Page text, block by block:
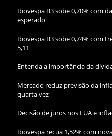
Ibovespa B3 sobe 0,70% com
esperado
Ibovespa B3 sobe 0,74% com
5,11
Entenda a importância da
Mercado reduz previsão da
quarta vez
Decisão de juros nos EUA e
Ibovespa recua 1,52% com